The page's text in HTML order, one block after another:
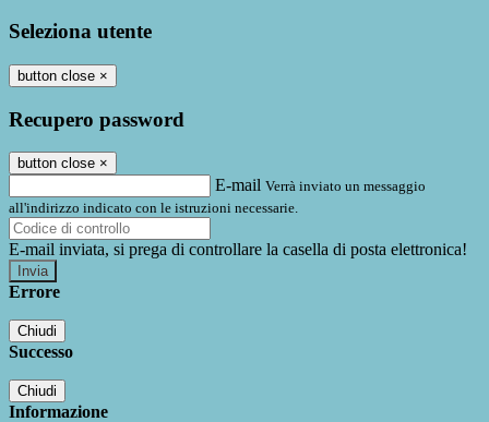
Seleziona utente
button close ×
Recupero password
button close ×
E-mail Verrà inviato un messaggio
all'indirizzo indicato con le istruzioni necessarie.
E-mail inviata, si prega di controllare la casella di posta elettronica!
Errore
Chiudi
Successo
Chiudi
Informazione